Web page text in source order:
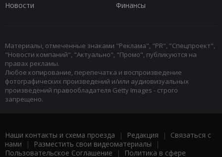
Новости
Финансы
Материалы, отмеченные знаками "Реклама", "PR", "Спецпроект",
"Новости компаний", "Актуально", "Промо", публикуются на
правах рекламы.
Любое копирование, перепечатка и воспроизведение
фотографических произведений и/или аудиовизуальных
произведений правообладателя Getty Images - строго
запрещено.
Наши контакты и схема проезда | Редакция | Связаться с
нами | Разместить свои видеоматериалы |
Пользовательское Соглашение | Политика в сфере